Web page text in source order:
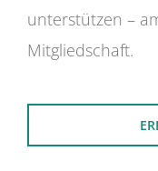
unterstützen –
Mitgliedschaft.